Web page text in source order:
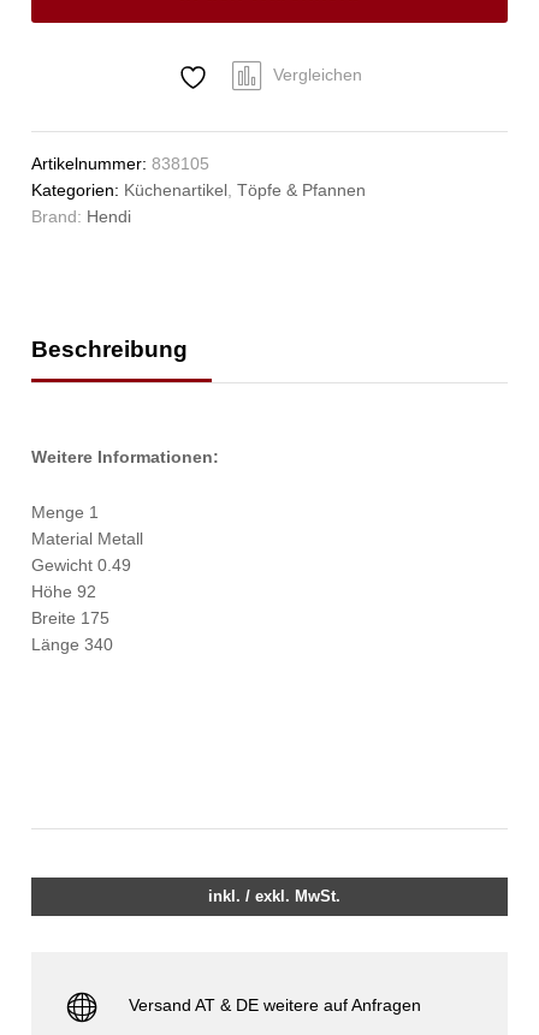
Kitchen
Anzahl
Vergleichen
Artikelnummer:838105
Kategorien: Küchenartikel ,Töpfe & Pfannen
Brand: Hendi
Beschreibung
Weitere Informationen:
Menge 1
Material Metall
Gewicht 0.49
Höhe 92
Breite 175
Länge 340
inkl. / exkl. MwSt.
Versand AT & DE weitere auf Anfragen